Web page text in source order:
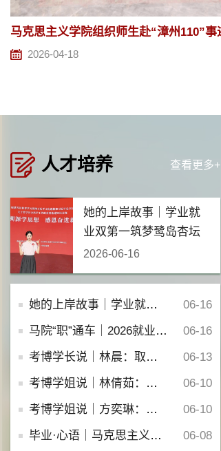
2026-03-26
查看更多+
人才培养
她的上岸故事｜学业就
业双第一筑梦鹭岛杏坛
2026-06-16
06-16
她的上岸故事｜学业就业双第一筑梦鹭岛杏坛
06-16
马院“职”通车｜2026就业信息汇总 （第12期）
06-13
考博学长说｜林晨：取法于上，仅得为中；取法于中，故为其下
06-10
考博学姐说｜林倩茹：考博上岸，是终点，更是新起点
06-10
考博学姐说｜方奕琳：考博是一场重新定义自我的修行
06-08
毕业·心语｜马克思主义学院师范毕业生手写告别心语